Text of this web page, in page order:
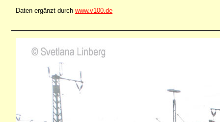
Daten ergänzt durch www.v100.de